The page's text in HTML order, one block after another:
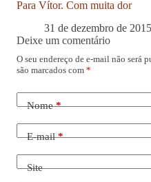
Para Vítor. Com muita dor
31 de dezembro de 2015
Deixe um comentário
O seu endereço de e-mail não será
são marcados com *
Nome*
E-mail*
Site